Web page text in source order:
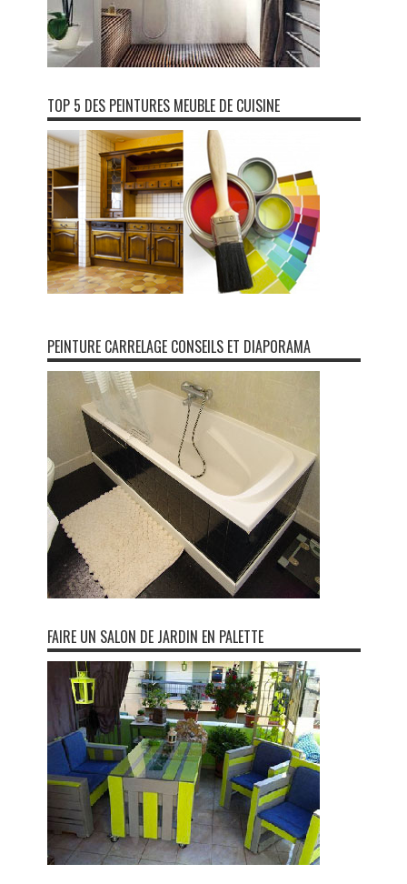
TOP 5 DES PEINTURES MEUBLE DE CUISINE
PEINTURE CARRELAGE CONSEILS ET DIAPORAMA
FAIRE UN SALON DE JARDIN EN PALETTE